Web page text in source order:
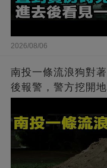
2026/08/06
南投一條流浪狗對
後報警，警方挖開